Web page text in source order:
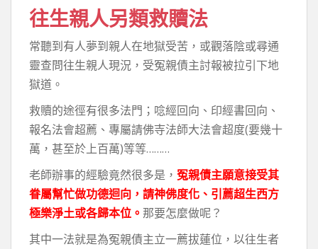
往生親人另類救贖法
常聽到有人夢到親人在地獄受苦，或觀落陰或尋通
靈查問往生親人現況，受冤親債主討報被拉引下地
獄道。
救贖的途徑有很多法門；唸經回向、印經書回向、
報名法會超薦、專屬請佛寺法師大法會超度(要幾十
萬，甚至於上百萬)等等………
老師辦事的經驗竟然很多是， 冤親債主願意接受其
眷屬幫忙做功德迴向，請神佛度化、引薦超生西方
極樂淨土或各歸本位。 那要怎麼做呢？
其中一法就是為冤親債主立一薦拔蓮位，以往生者